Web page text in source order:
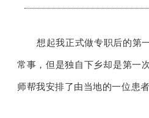
想起我正式做专职后的第
常事，但是独自下乡却是第一
师帮我安排了由当地的一位患